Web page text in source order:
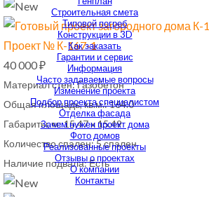
Строительная смета
Типовой погреб
Конструкции в 3D
Как заказать
Гарантии и сервис
Информация
Часто задаваемые вопросы
Изменение проекта
Подбор проекта специалистом
Отделка фасада
Зачем нужен проект дома
Фото домов
Реализованные проекты
Отзывы о проектах
О компании
Контакты
Проект № К-167-1
40 000 ₽
Материал стен:Газобетон
Общая площадь, кв.м.:164.0
Габариты, м:15.47 х 15.49
Количество спален: 5 спален
Наличие подвала:Есть